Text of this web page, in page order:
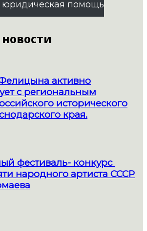
юридическая помощь
активно
с региональным
исторического
края.
фестиваль- конкурс
народного артиста СССР